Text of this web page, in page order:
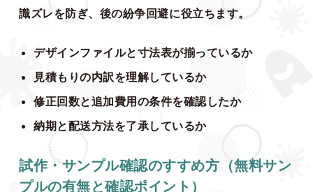
識ズレを防ぎ、後の紛争回避に役立ちます。
デザインファイルと寸法表が揃っているか
見積もりの内訳を理解しているか
修正回数と追加費用の条件を確認したか
納期と配送方法を了承しているか
試作・サンプル確認のすすめ方（無料サン
プルの有無と確認ポイント）